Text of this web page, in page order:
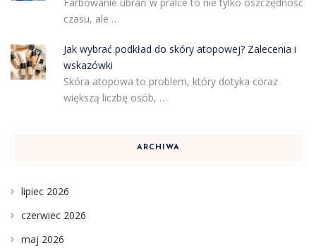
czasu, ale …
Jak wybrać podkład do skóry atopowej? Zalecenia i
wskazówki
Skóra atopowa to problem, który dotyka coraz
większą liczbę osób, …
ARCHIWA
lipiec 2026
czerwiec 2026
maj 2026